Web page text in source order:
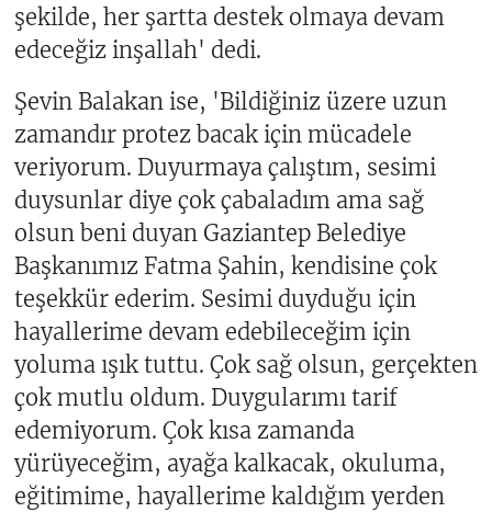
şekilde, her şartta destek olmaya devam
edeceğiz inşallah' dedi.
Şevin Balakan ise, 'Bildiğiniz üzere uzun
zamandır protez bacak için mücadele
veriyorum. Duyurmaya çalıştım, sesimi
duysunlar diye çok çabaladım ama sağ
olsun beni duyan Gaziantep Belediye
Başkanımız Fatma Şahin, kendisine çok
teşekkür ederim. Sesimi duyduğu için
hayallerime devam edebileceğim için
yoluma ışık tuttu. Çok sağ olsun, gerçekten
çok mutlu oldum. Duygularımı tarif
edemiyorum. Çok kısa zamanda
yürüyeceğim, ayağa kalkacak, okuluma,
eğitimime, hayallerime kaldığım yerden